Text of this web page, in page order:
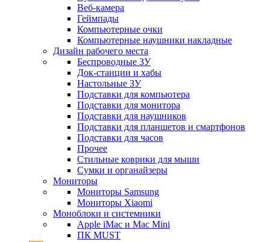
Веб-камера
Геймпады
Компьютерные очки
Компьютерные наушники накладные
Дизайн рабочего места
Беспроводные ЗУ
Док-станции и хабы
Настольные ЗУ
Подставки для компьютера
Подставки для монитора
Подставки для наушников
Подставки для планшетов и смартфонов
Подставки для часов
Прочее
Стильные коврики для мыши
Сумки и органайзеры
Мониторы
Мониторы Samsung
Мониторы Xiaomi
Моноблоки и системники
Apple iMac и Mac Mini
ПК MUST